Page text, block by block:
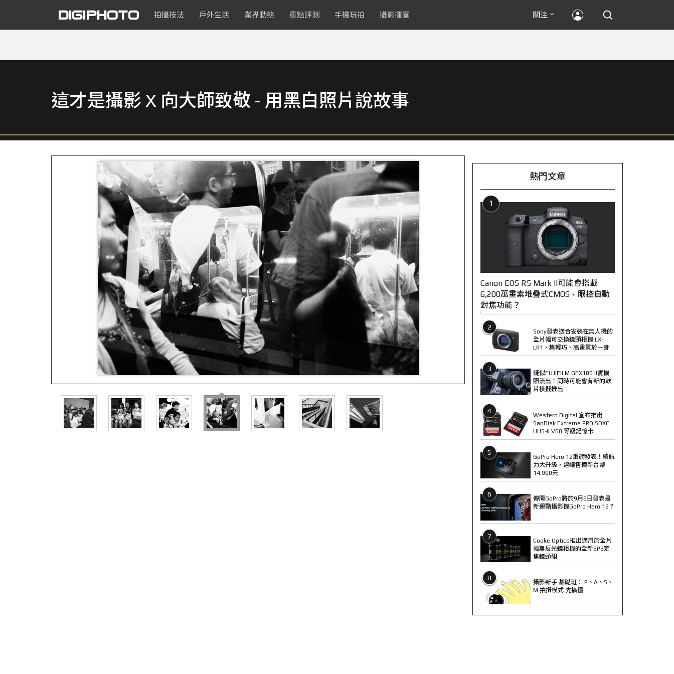
拍攝技法 戶外生活 業界動態 重點評測 手機玩拍 攝影擂臺 關注
這才是攝影 X 向大師致敬 - 用黑白照片說故事
熱門文章
1
Canon EOS R5 Mark II可能會搭載
6,200萬畫素堆疊式CMOS + 眼控自動
對焦功能？
2
Sony發表適合安裝在無人機的
全片幅可交換鏡頭相機ILX-
LR1，集輕巧、高畫質於一身
3
疑似FUJIFILM GFX100 II實機
照流出！同時可能會有新的軟
片模擬推出
4
Western Digital 宣布推出
SanDisk Extreme PRO SDXC
UHS-II V60 等級記憶卡
5
GoPro Hero 12重磅發表！續航
力大升級，建議售價新台幣
14,900元
6
傳聞GoPro將於9月6日發表最
新運動攝影機GoPro Hero 12？
7
Cooke Optics推出適用於全片
幅無反光鏡相機的全新SP3定
焦鏡頭組
8
攝影新手 基礎班： P、A、S、
M 拍攝模式 先搞懂